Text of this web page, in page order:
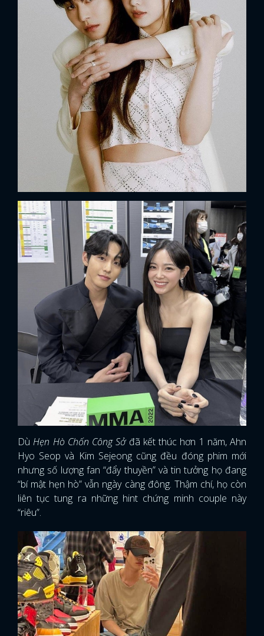
DùHẹn Hò Chốn Công Sởđã kết thúc hơn 1 năm, Ahn
Hyo Seop và Kim Sejeong cũng đều đóng phim mới
nhưng số lượng fan “đẩy thuyền” và tin tưởng họ đang
“bí mật hẹn hò” vẫn ngày càng đông. Thậm chí, họ còn
liên tục tung ra những hint chứng minh couple này
“riêu”.